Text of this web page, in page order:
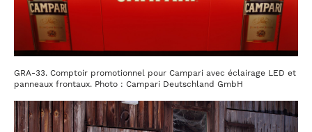
GRA-33. Comptoir promotionnel pour Campari avec éclairage LED et
panneaux frontaux. Photo : Campari Deutschland GmbH